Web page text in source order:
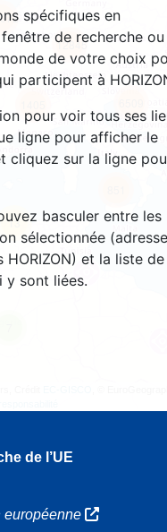
spécifiques en
de recherche ou
de votre choix
participent à
pour voir tous ses
ligne pour afficher le
cliquez sur la ligne
basculer entre les
sélectionnée
et la liste de
y sont liées.
13
12845
de l’UE
européenne